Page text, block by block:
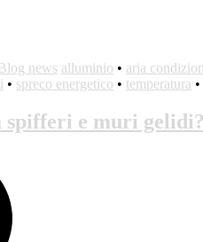
news alluminio • aria
• spreco energetico • temperatura •
spifferi e muri